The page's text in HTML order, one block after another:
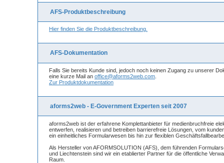
AFS-Produktbeschreibung
Hier finden Sie die Produktbeschreibung.
AFS-Dokumentation
Falls Sie bereits Kunde sind, jedoch noch keinen Zugang zu unserer
eine kurze Mail an office@aforms2web.com
Zur Produktdokumentation
aforms2web - E-Government Experten seit 2007
aforms2web ist der erfahrene Komplettanbieter für medienbruchfreie
entwerfen, realisieren und betreiben barrierefreie Lösungen, vom
ein einheitliches Formularwesen bis hin zur flexiblen
Als Hersteller von AFORMSOLUTION (AFS), dem führenden
und Liechtenstein sind wir ein etablierter Partner für die öffentliche
Raum.